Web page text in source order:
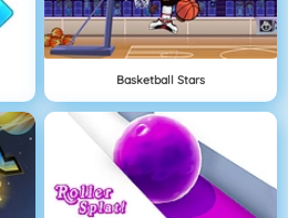
Basketball Stars